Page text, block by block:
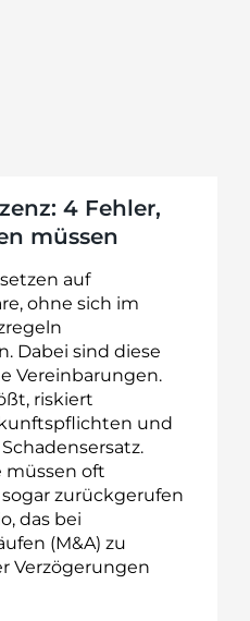
4 Fehler,
müssen
auf
ohne sich im
Dabei sind diese
Vereinbarungen.
riskiert
und
müssen oft
zurückgerufen
das bei
(M&A) zu
Verzögerungen